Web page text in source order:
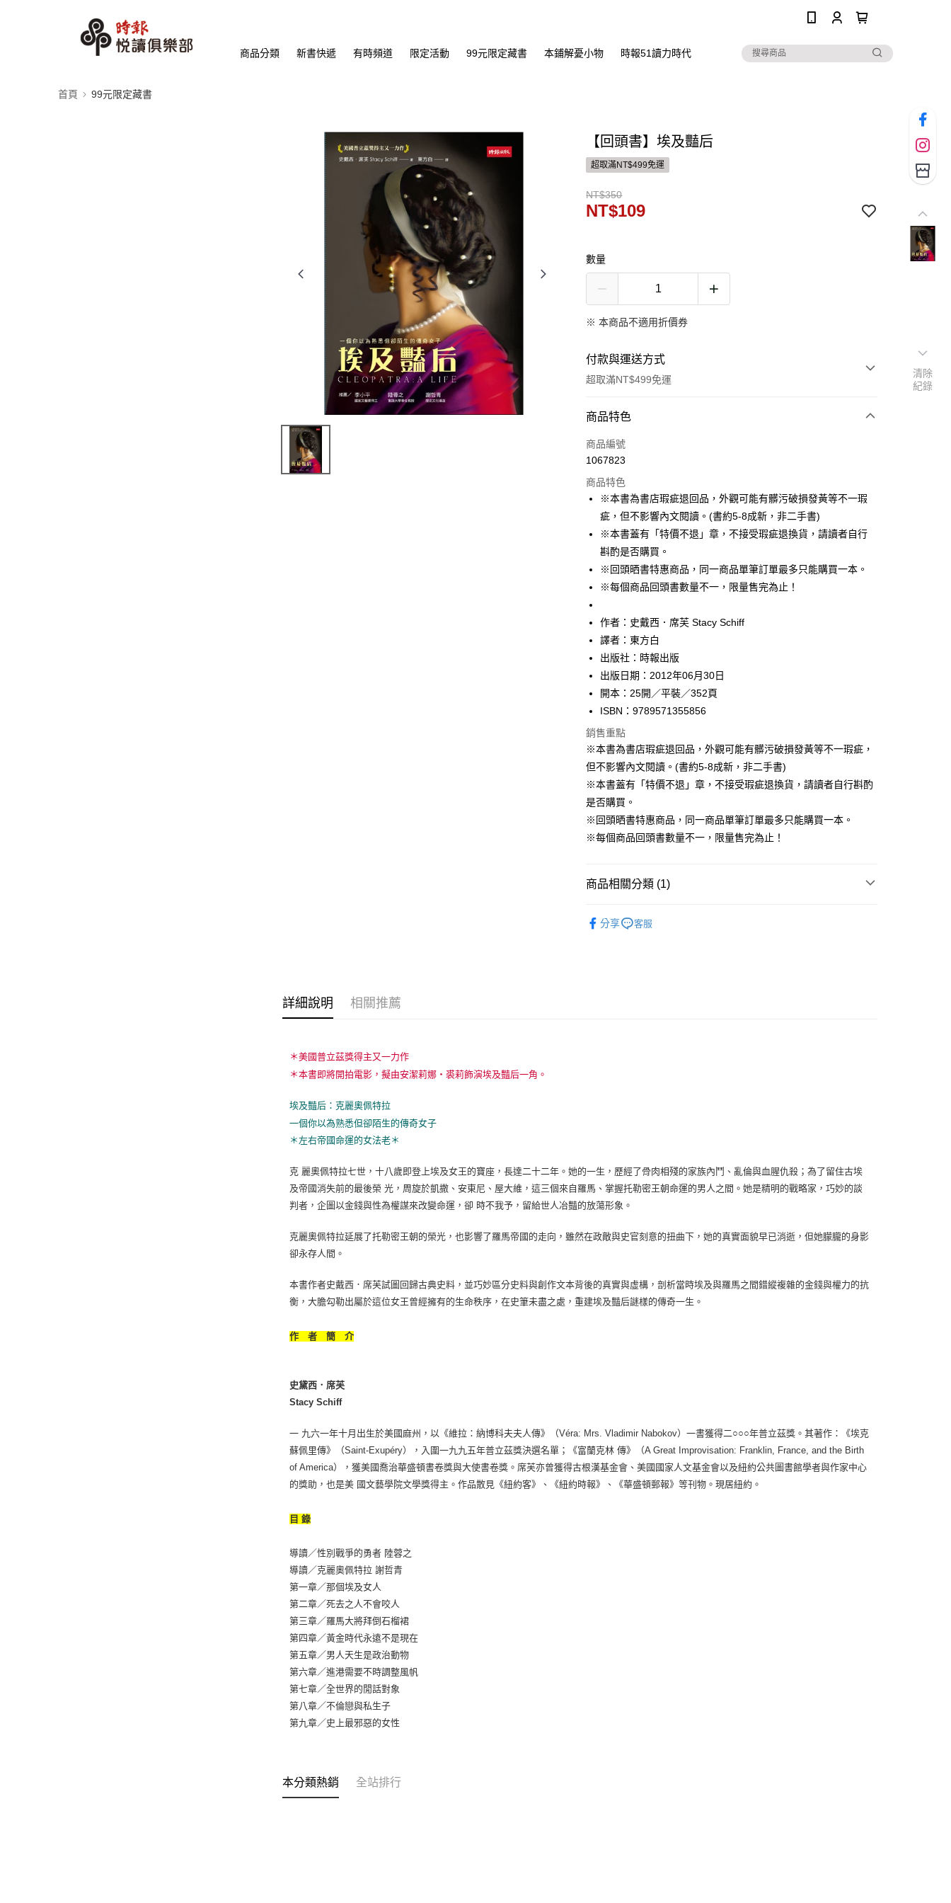
商品分類 新書快遞 有時頻道 限定活動 99元限定藏書 本鋪解憂小物 時報51讀力時代
首頁 99元限定藏書
【回頭書】埃及豔后
超取滿NT$499免運
NT$350
NT$109
數量
※ 本商品不適用折價券
付款與運送方式
超取滿NT$499免運
付款方式
信用卡一次付款
運送方式
付款後全家取貨
每筆NT$60，滿NT$499(含以上)免運費
付款後7-11取貨
每筆NT$60，滿NT$499(含以上)免運費
宅配
商品特色
商品編號
1067823
商品特色
※本書為書店瑕疵退回品，外觀可能有髒污破損發黃等不一瑕
疵，但不影響內文閱讀。(書約5-8成新，非二手書)
※本書蓋有「特價不退」章，不接受瑕疵退換貨，請讀者自行
斟酌是否購買。
※回頭晒書特惠商品，同一商品單筆訂單最多只能購買一本。
※每個商品回頭書數量不一，限量售完為止！
作者：史戴西．席芙 Stacy Schiff
譯者：東方白
出版社：時報出版
出版日期：2012年06月30日
開本：25開／平裝／352頁
ISBN：9789571355856
銷售重點
※本書為書店瑕疵退回品，外觀可能有髒污破損發黃等不一瑕疵，
但不影響內文閱讀。(書約5-8成新，非二手書)
※本書蓋有「特價不退」章，不接受瑕疵退換貨，請讀者自行斟酌
是否購買。
※回頭晒書特惠商品，同一商品單筆訂單最多只能購買一本。
※每個商品回頭書數量不一，限量售完為止！
商品相關分類 (1)
分享
客服
詳細說明 相關推薦
＊美國普立茲獎得主又一力作
＊本書即將開拍電影，擬由安潔莉娜‧裘莉飾演埃及豔后一角。
埃及豔后：克麗奧佩特拉
一個你以為熟悉但卻陌生的傳奇女子
＊左右帝國命運的女法老＊
克 麗奧佩特拉七世，十八歲即登上埃及女王的寶座，長達二十二年。她的一生，歷經了骨肉相殘的家族內鬥、亂倫與血腥仇殺；為了留住古埃
及帝國消失前的最後榮 光，周旋於凱撒、安東尼、屋大維，這三個來自羅馬、掌握托勒密王朝命運的男人之間。她是精明的戰略家，巧妙的談
判者，企圖以金錢與性為權謀來改變命運，卻 時不我予，留給世人冶豔的放蕩形象。
克麗奧佩特拉延展了托勒密王朝的榮光，也影響了羅馬帝國的走向，雖然在政敵與史官刻意的扭曲下，她的真實面貌早已消逝，但她朦朧的身影
卻永存人間。
本書作者史戴西．席芙試圖回歸古典史料，並巧妙區分史料與創作文本背後的真實與虛構，剖析當時埃及與羅馬之間錯縱複雜的金錢與權力的抗
衡，大膽勾勒出屬於這位女王曾經擁有的生命秩序，在史筆未盡之處，重建埃及豔后謎樣的傳奇一生。
作 者 簡 介
史黛西．席芙
Stacy Schiff
一 九六一年十月出生於美國麻州，以《維拉：納博科夫夫人傳》（Véra: Mrs. Vladimir Nabokov）一書獲得二○○○年普立茲獎。其著作：《埃克
蘇佩里傳》（Saint-Exupéry），入圍一九九五年普立茲獎決選名單；《富蘭克林 傳》（A Great Improvisation: Franklin, France, and the Birth
of America），獲美國喬治華盛頓書卷獎與大使書卷獎。席芙亦曾獲得古根漢基金會、美國國家人文基金會以及紐約公共圖書館學者與作家中心
的獎助，也是美 國文藝學院文學獎得主。作品散見《紐約客》、《紐約時報》、《華盛頓郵報》等刊物。現居紐約。
目 錄
導讀／性別戰爭的勇者 陸蓉之
導讀／克麗奧佩特拉 謝哲青
第一章／那個埃及女人
第二章／死去之人不會咬人
第三章／羅馬大將拜倒石榴裙
第四章／黃金時代永遠不是現在
第五章／男人天生是政治動物
第六章／進港需要不時調整風帆
第七章／全世界的閒話對象
第八章／不倫戀與私生子
第九章／史上最邪惡的女性
本分類熱銷 全站排行
清除
紀錄